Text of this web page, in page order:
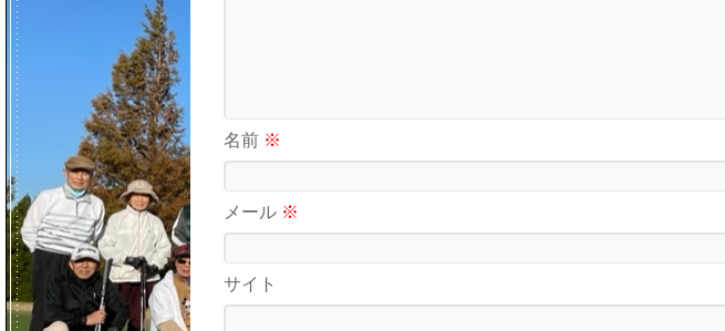
名前 ※
メール ※
サイト